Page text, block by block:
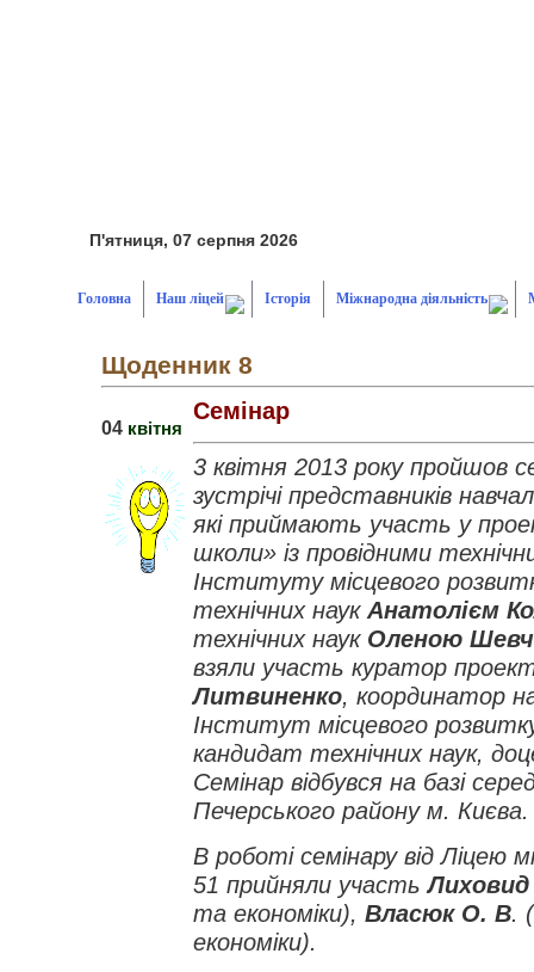
П'ятниця, 07 серпня 2026
Головна Наш ліцей Історія Міжнародна діяльність
Щоденник 8
04 квітня
Семінар
3 квітня 2013 року пройшов
зустрічі представників
які приймають участь у
школи» із провідними
Інституту місцевого
технічних наук Анатолієм
технічних наук Оленою
взяли участь куратор
Литвиненко, координатор
Інститут місцевого
кандидат технічних наук,
Семінар відбувся на базі
Печерського району м. Києва.
В роботі семінару від Ліцею
51 прийняли участь
та економіки), Власюк О. В.
економіки).